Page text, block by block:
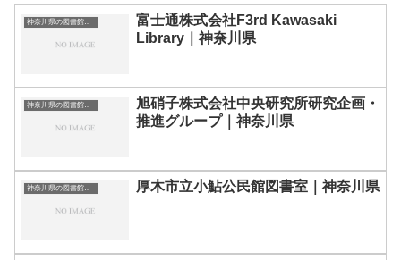
神奈川県の図書館｜勉強できる場所
富士通株式会社F3rd Kawasaki
Library｜神奈川県
神奈川県の図書館｜勉強できる場所
旭硝子株式会社中央研究所研究企画・
推進グループ｜神奈川県
神奈川県の図書館｜勉強できる場所 厚木市立小鮎公民館図書室｜神奈川県